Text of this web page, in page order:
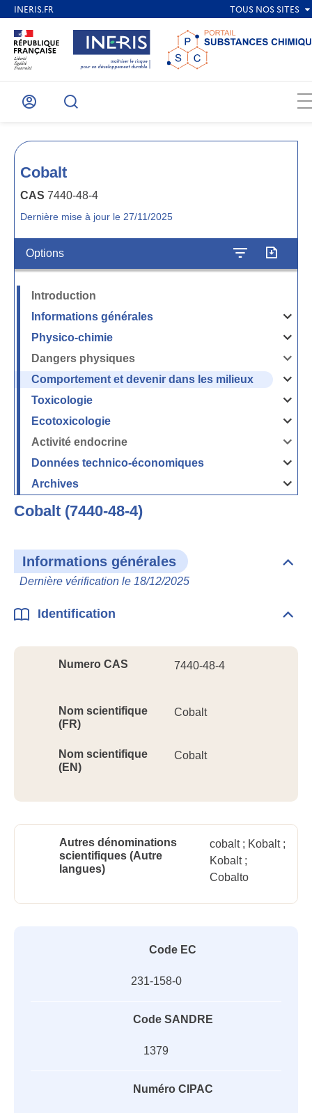
Mon
Recherche
Cobalt
CAS 7440-48-4
Dernière mise à jour le 27/11/2025
Options
Introduction
Informations générales
Ouvrir
la
générales
Physico-chimie
Ouvrir
la
chimie
Dangers physiques
Ouvrir
la
Comportement et devenir dans les milieux
Ouvrir
la
et
les
milieux
Toxicologie
Ouvrir
la
Ecotoxicologie
Ouvrir
la
Activité endocrine
Ouvrir
la
endocrine
Données technico-économiques
Ouvrir
la
Données
Archives
Ouvrir
Cobalt (7440-48-4)
Informations générales
Dernière vérification le 18/12/2025
Identification
Numero CAS 7440-48-4
Nom scientifique
(FR)
Cobalt
Nom scientifique
(EN)
Cobalt
Autres dénominations
scientifiques (Autre
langues)
cobalt ; Kobalt ;
Kobalt ;
Cobalto
Code EC
231-158-0
Code SANDRE
1379
Numéro CIPAC